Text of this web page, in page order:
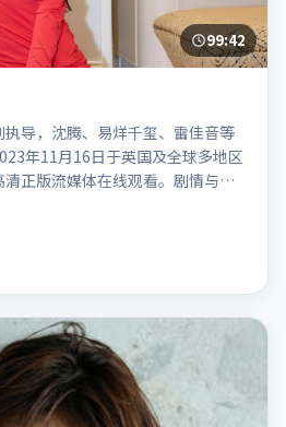
99:42
执导，沈腾、易烊千玺、雷佳音等
年11月16日于英国及全球多地区
正版流媒体在线观看。剧情与看
带，张力十足，兼具社会观察与
失控回廊」「冯小刚」「犯罪」
11-16上映」等关键词的影迷阅读